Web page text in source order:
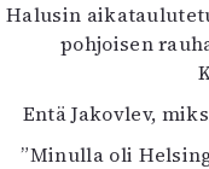
Halusin
pohjoisen
Entä Jakovlev,
”Minulla oli